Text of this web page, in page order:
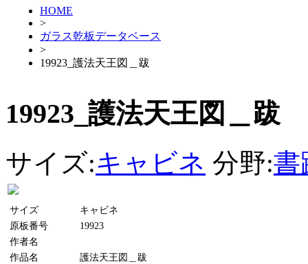
HOME
>
ガラス乾板データベース
>
19923_護法天王図＿跋
19923_護法天王図＿跋
サイズ:キャビネ 分野:書
サイズ
キャビネ
原板番号
19923
作者名
作品名
護法天王図＿跋